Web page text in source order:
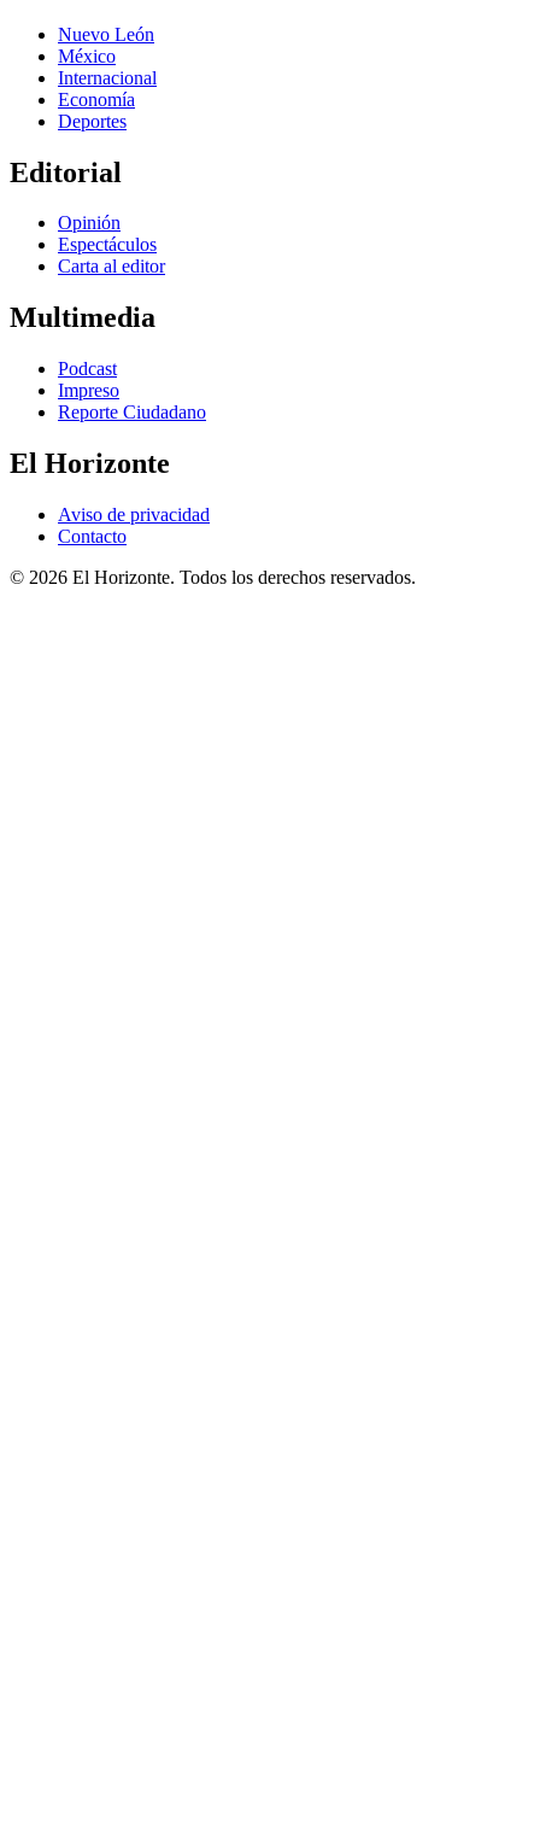
Nuevo León
México
Internacional
Economía
Deportes
Editorial
Opinión
Espectáculos
Carta al editor
Multimedia
Podcast
Impreso
Reporte Ciudadano
El Horizonte
Aviso de privacidad
Contacto
© 2026 El Horizonte. Todos los derechos reservados.